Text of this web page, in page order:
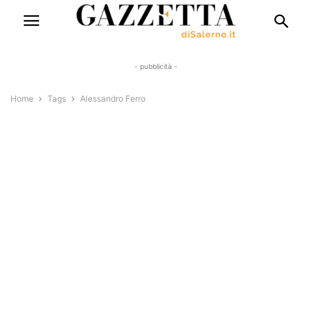
- pubblicità -
Home Tags Alessandro Ferro